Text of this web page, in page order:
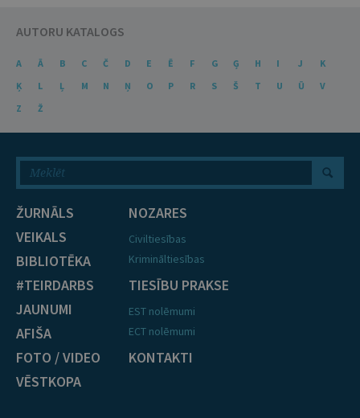
AUTORU KATALOGS
A Ā B C Č D E Ē F G Ģ H I J
K
Ķ
L Ļ M N Ņ O P R S Š T U Ū
V
Z
Ž
ŽURNĀLS
VEIKALS
BIBLIOTĒKA
#TEIRDARBS
JAUNUMI
AFIŠA
FOTO / VIDEO
VĒSTKOPA
NOZARES
Civiltiesības
Krimināltiesības
TIESĪBU PRAKSE
EST nolēmumi
ECT nolēmumi
KONTAKTI